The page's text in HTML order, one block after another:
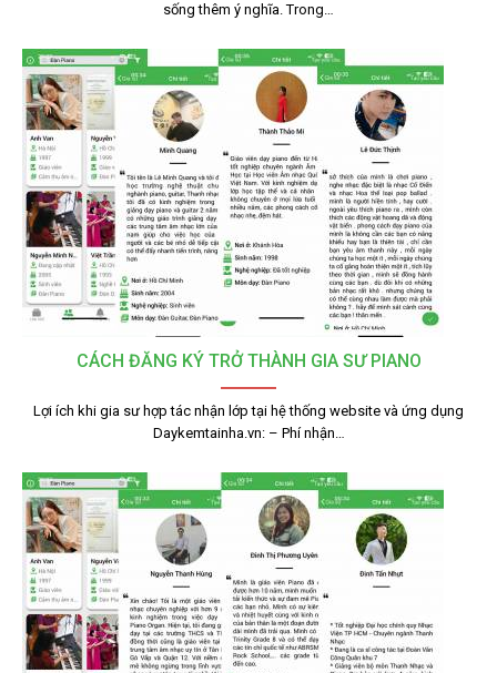
sống thêm ý nghĩa. Trong…
CÁCH ĐĂNG KÝ TRỞ THÀNH GIA SƯ PIANO
Lợi ích khi gia sư hợp tác nhận lớp tại hệ thống website và ứng dụng
Daykemtainha.vn: – Phí nhận…